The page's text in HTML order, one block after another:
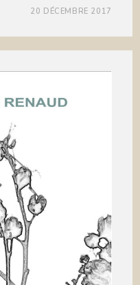
20 DÉCEMBRE 2017